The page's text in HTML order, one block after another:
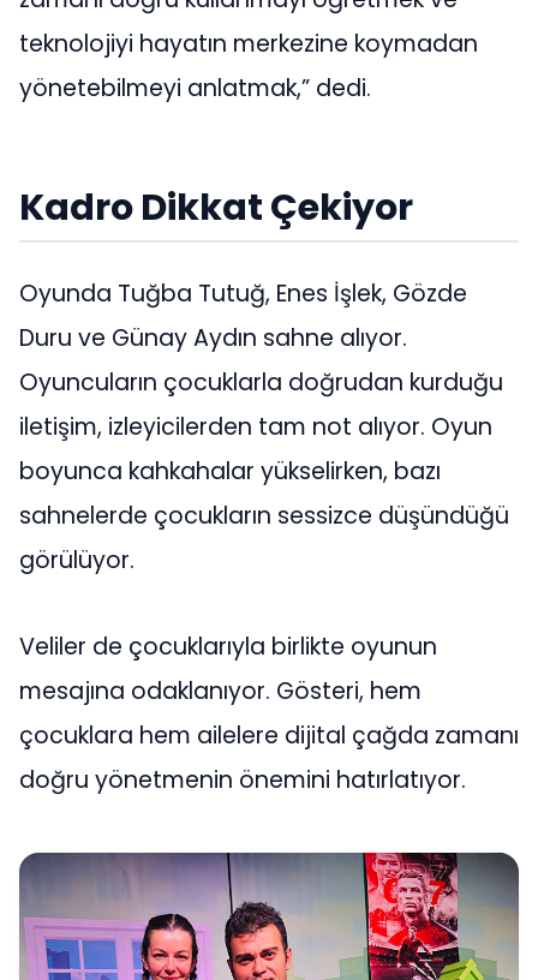
teknolojiyi hayatın merkezine koymadan
yönetebilmeyi anlatmak,” dedi.
Kadro Dikkat Çekiyor
Oyunda Tuğba Tutuğ, Enes İşlek, Gözde
Duru ve Günay Aydın sahne alıyor.
Oyuncuların çocuklarla doğrudan kurduğu
iletişim, izleyicilerden tam not alıyor. Oyun
boyunca kahkahalar yükselirken, bazı
sahnelerde çocukların sessizce düşündüğü
görülüyor.
Veliler de çocuklarıyla birlikte oyunun
mesajına odaklanıyor. Gösteri, hem
çocuklara hem ailelere dijital çağda zamanı
doğru yönetmenin önemini hatırlatıyor.